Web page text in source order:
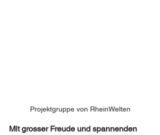
Projektgruppe von RheinWelten
Mit grosser Freude und spannenden